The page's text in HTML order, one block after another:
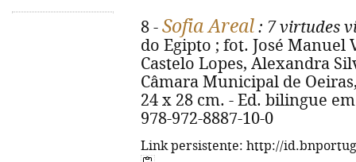
8 - Sofia Areal : 7 virtudes
do Egipto ; fot. José Manuel
Castelo Lopes, Alexandra
Câmara Municipal de
24 x 28 cm. - Ed. bilingue
978-972-8887-10-0
Link persistente: http://